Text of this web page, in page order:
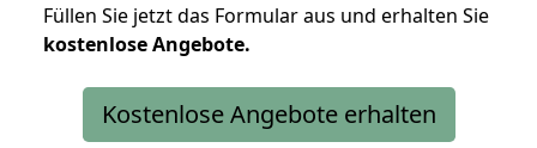
Füllen Sie jetzt das Formular aus und erhalten Sie
kostenloseAngebote.
Kostenlose Angebote erhalten